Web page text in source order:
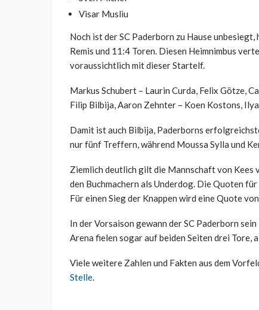
Visar Musliu
Noch ist der SC Paderborn zu Hause
Remis und 11:4 Toren. Diesen Heimnimbus
voraussichtlich mit dieser Startelf.
Markus Schubert – Laurin Curda, Felix Götze,
Filip Bilbija, Aaron Zehnter – Koen Kostons,
Damit ist auch Bilbija, Paderborns
nur fünf Treffern, während Moussa Sylla und
Ziemlich deutlich gilt die Mannschaft von Kees
den Buchmachern als Underdog. Die Quoten
Für einen Sieg der Knappen wird eine Quote
In der Vorsaison gewann der SC Paderborn
Arena fielen sogar auf beiden Seiten drei Tore,
Viele weitere Zahlen und Fakten aus dem
Stelle.